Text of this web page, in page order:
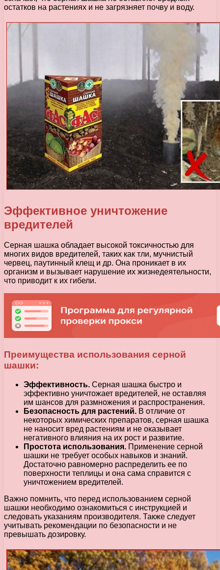
остатков на растениях и не загрязняет почву и воду.
Эффективное уничтожение
вредителей
Серная шашка обладает высокой токсичностью для
многих видов вредителей, таких как тли, мучнистый
червец, паутинный клещ и др. Она проникает в их
организм и вызывает нарушение их жизнедеятельности,
что приводит к их гибели.
Преимущества использования серной
шашки:
Эффективность. Серная шашка быстро и
эффективно уничтожает вредителей, не оставляя
им шансов для размножения и распространения.
Безопасность для растений. В отличие от
некоторых химических препаратов, серная шашка
не наносит вред растениям и не оказывает
негативного влияния на их рост и развитие.
Простота использования. Применение серной
шашки не требует особых навыков и знаний.
Достаточно равномерно распределить ее по
поверхности теплицы и она сама справится с
уничтожением вредителей.
Важно помнить, что перед использованием серной
шашки необходимо ознакомиться с инструкцией и
следовать указаниям производителя. Также следует
учитывать рекомендации по безопасности и не
превышать дозировку.